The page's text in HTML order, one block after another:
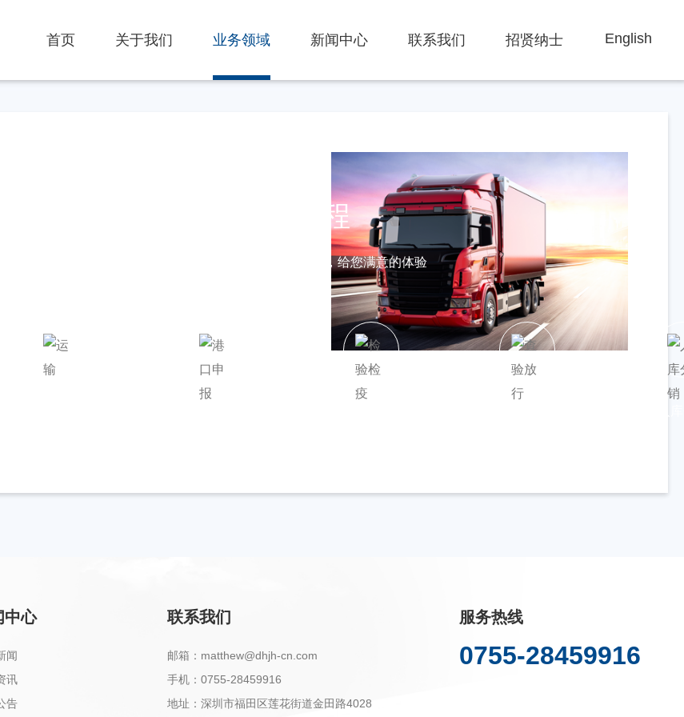
English
首页 关于我们 业务领域 新闻中心 联系我们 招贤纳士
清关流程
准确把握服务中的每一个细节，给您满意的体验
中心
闻
讯
告
联系我们
邮箱：matthew@dhjh-cn.com
手机：0755-28459916
地址：深圳市福田区莲花街道金田路4028
服务热线
0755-28459916